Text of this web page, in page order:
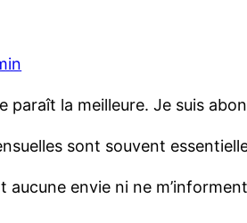
paraît la meilleure. Je suis
sont souvent
aucune envie ni ne